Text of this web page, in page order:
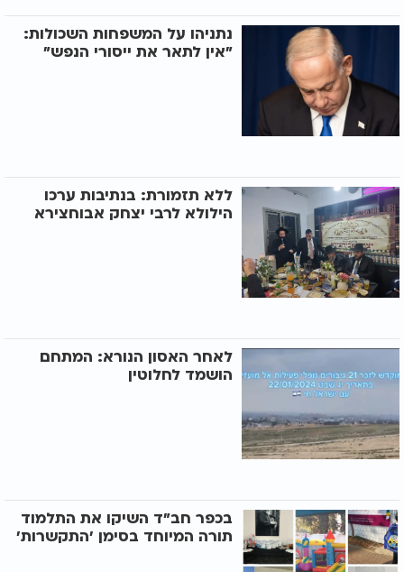
נתניהו על המשפחות השכולות:
"אין לתאר את ייסורי הנפש"
ללא תזמורת: בנתיבות ערכו
הילולא לרבי יצחק אבוחצירא
לאחר האסון הנורא: המתחם
הושמד לחלוטין
בכפר חב"ד השיקו את התלמוד
תורה המיוחד בסימן 'התקשרות'